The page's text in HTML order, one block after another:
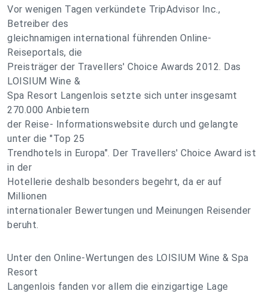
Vor wenigen Tagen verkündete TripAdvisor Inc.,
Betreiber des
gleichnamigen international führenden Online-
Reiseportals, die
Preisträger der Travellers' Choice Awards 2012. Das
LOISIUM Wine &
Spa Resort Langenlois setzte sich unter insgesamt
270.000 Anbietern
der Reise- Informationswebsite durch und gelangte
unter die "Top 25
Trendhotels in Europa". Der Travellers' Choice Award ist
in der
Hotellerie deshalb besonders begehrt, da er auf
Millionen
internationaler Bewertungen und Meinungen Reisender
beruht.
Unter den Online-Wertungen des LOISIUM Wine & Spa
Resort
Langenlois fanden vor allem die einzigartige Lage